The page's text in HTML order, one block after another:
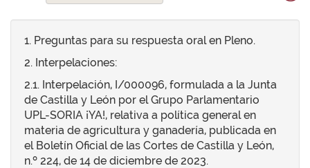
1. Preguntas para su respuesta oral en Pleno.
2. Interpelaciones:
2.1. Interpelación, I/000096, formulada a la Junta
de Castilla y León por el Grupo Parlamentario
UPL-SORIA ¡YA!, relativa a política general en
materia de agricultura y ganadería, publicada en
el Boletín Oficial de las Cortes de Castilla y León,
n.º 224, de 14 de diciembre de 2023.